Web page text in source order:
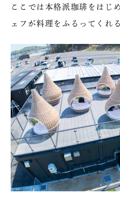
ここでは本格派珈琲をはじ
ェフが料理をふるってくれ